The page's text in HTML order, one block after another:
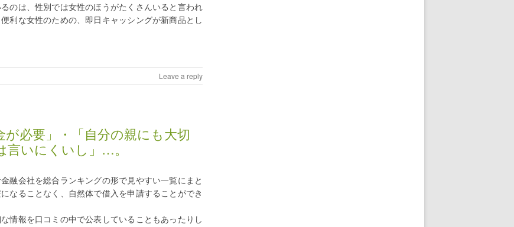
のは、性別では女性のほうがたくさんいると言われ
利な女性のための、即日キャッシングが新商品とし
Leave a reply
が必要」・「自分の親にも大切
いにくいし」…。
融会社を総合ランキングの形で見やすい一覧にまと
なることなく、自然体で借入を申請することができ
情報を口コミの中で公表していることもあったりし